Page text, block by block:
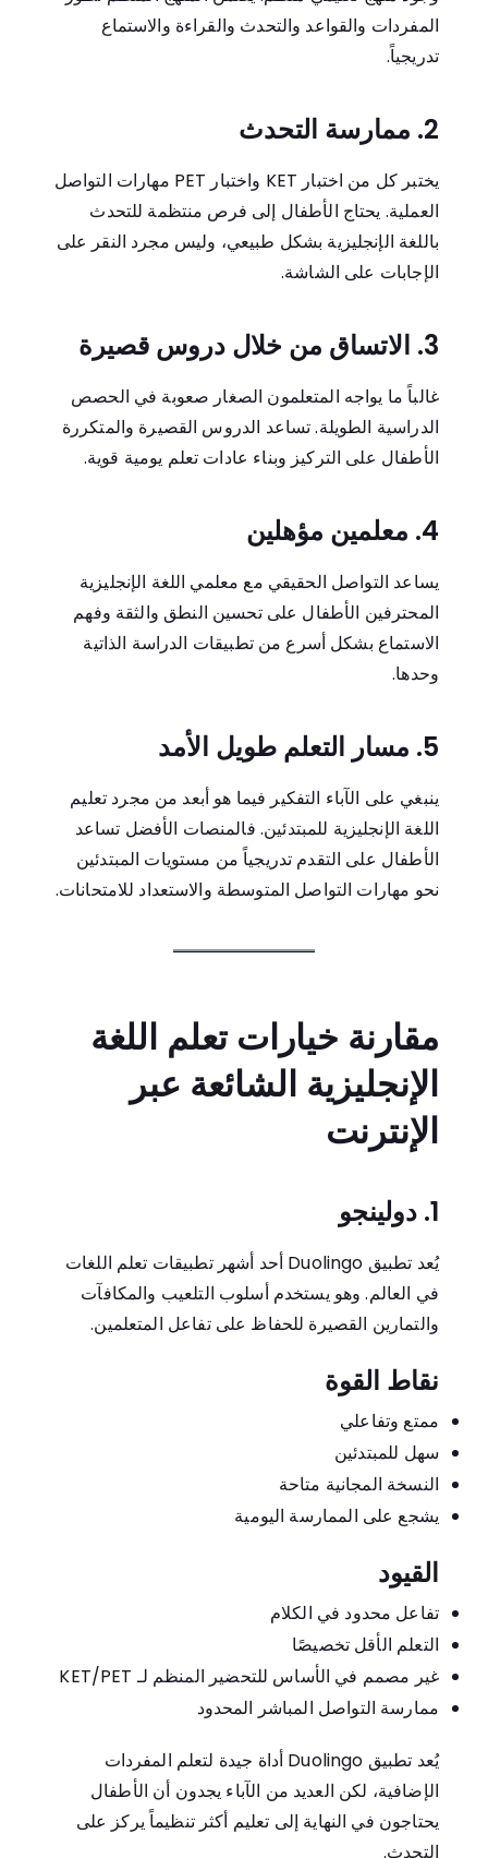
المفردات والقواعد والتحدث والقراءة والاستماع
تدريجياً.
2. ممارسة التحدث
يختبر كل من اختبار KET واختبار PET مهارات التواصل
العملية. يحتاج الأطفال إلى فرص منتظمة للتحدث
باللغة الإنجليزية بشكل طبيعي، وليس مجرد النقر على
الإجابات على الشاشة.
3. الاتساق من خلال دروس قصيرة
غالباً ما يواجه المتعلمون الصغار صعوبة في الحصص
الدراسية الطويلة. تساعد الدروس القصيرة والمتكررة
الأطفال على التركيز وبناء عادات تعلم يومية قوية.
4. معلمين مؤهلين
يساعد التواصل الحقيقي مع معلمي اللغة الإنجليزية
المحترفين الأطفال على تحسين النطق والثقة وفهم
الاستماع بشكل أسرع من تطبيقات الدراسة الذاتية
وحدها.
5. مسار التعلم طويل الأمد
ينبغي على الآباء التفكير فيما هو أبعد من مجرد تعليم
اللغة الإنجليزية للمبتدئين. فالمنصات الأفضل تساعد
الأطفال على التقدم تدريجياً من مستويات المبتدئين
نحو مهارات التواصل المتوسطة والاستعداد للامتحانات.
مقارنة خيارات تعلم اللغة
الإنجليزية الشائعة عبر
الإنترنت
1. دولينجو
يُعد تطبيق Duolingo أحد أشهر تطبيقات تعلم اللغات
في العالم. وهو يستخدم أسلوب التلعيب والمكافآت
والتمارين القصيرة للحفاظ على تفاعل المتعلمين.
نقاط القوة
ممتع وتفاعلي
سهل للمبتدئين
النسخة المجانية متاحة
يشجع على الممارسة اليومية
القيود
تفاعل محدود في الكلام
التعلم الأقل تخصيصًا
غير مصمم في الأساس للتحضير المنظم لـ KET/PET
ممارسة التواصل المباشر المحدود
يُعد تطبيق Duolingo أداة جيدة لتعلم المفردات
الإضافية، لكن العديد من الآباء يجدون أن الأطفال
يحتاجون في النهاية إلى تعليم أكثر تنظيماً يركز على
التحدث.